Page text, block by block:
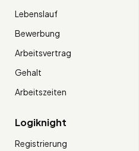
Lebenslauf
Bewerbung
Arbeitsvertrag
Gehalt
Arbeitszeiten
Logiknight
Registrierung